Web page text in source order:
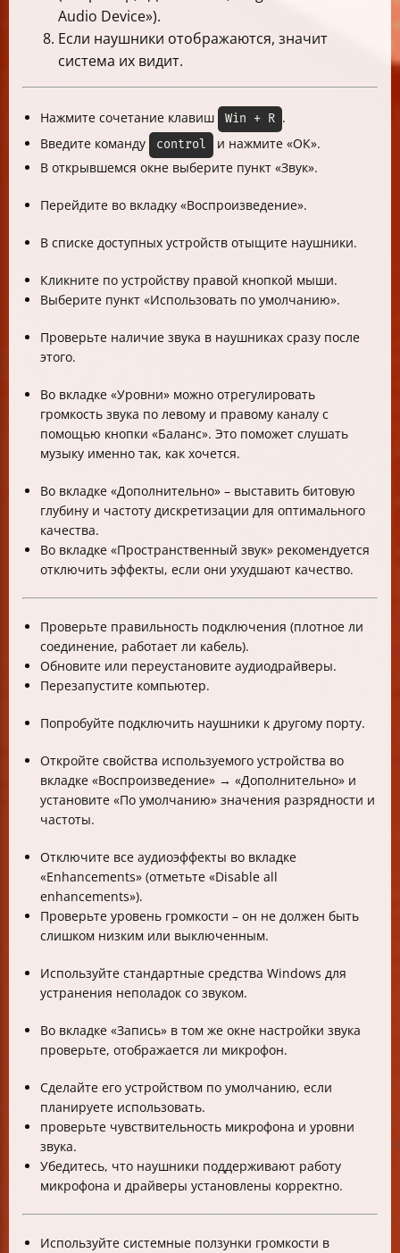
Audio Device»).
Если наушники отображаются, значит
система их видит.
Нажмите сочетание клавиш Win + R .
Введите команду
control
и нажмите «ОК».
В открывшемся окне выберите пункт «Звук».
Перейдите во вкладку «Воспроизведение».
В списке доступных устройств отыщите наушники.
Кликните по устройству правой кнопкой мыши.
Выберите пункт «Использовать по умолчанию».
Проверьте наличие звука в наушниках сразу после
этого.
Во вкладке «Уровни» можно отрегулировать
громкость звука по левому и правому каналу с
помощью кнопки «Баланс». Это поможет слушать
музыку именно так, как хочется.
Во вкладке «Дополнительно» – выставить битовую
глубину и частоту дискретизации для оптимального
качества.
Во вкладке «Пространственный звук» рекомендуется
отключить эффекты, если они ухудшают качество.
Проверьте правильность подключения (плотное ли
соединение, работает ли кабель).
Обновите или переустановите аудиодрайверы.
Перезапустите компьютер.
Попробуйте подключить наушники к другому порту.
Откройте свойства используемого устройства во
вкладке «Воспроизведение» → «Дополнительно» и
установите «По умолчанию» значения разрядности и
частоты.
Отключите все аудиоэффекты во вкладке
«Enhancements» (отметьте «Disable all
enhancements»).
Проверьте уровень громкости – он не должен быть
слишком низким или выключенным.
Используйте стандартные средства Windows для
устранения неполадок со звуком.
Во вкладке «Запись» в том же окне настройки звука
проверьте, отображается ли микрофон.
Сделайте его устройством по умолчанию, если
планируете использовать.
проверьте чувствительность микрофона и уровни
звука.
Убедитесь, что наушники поддерживают работу
микрофона и драйверы установлены корректно.
Используйте системные ползунки громкости в